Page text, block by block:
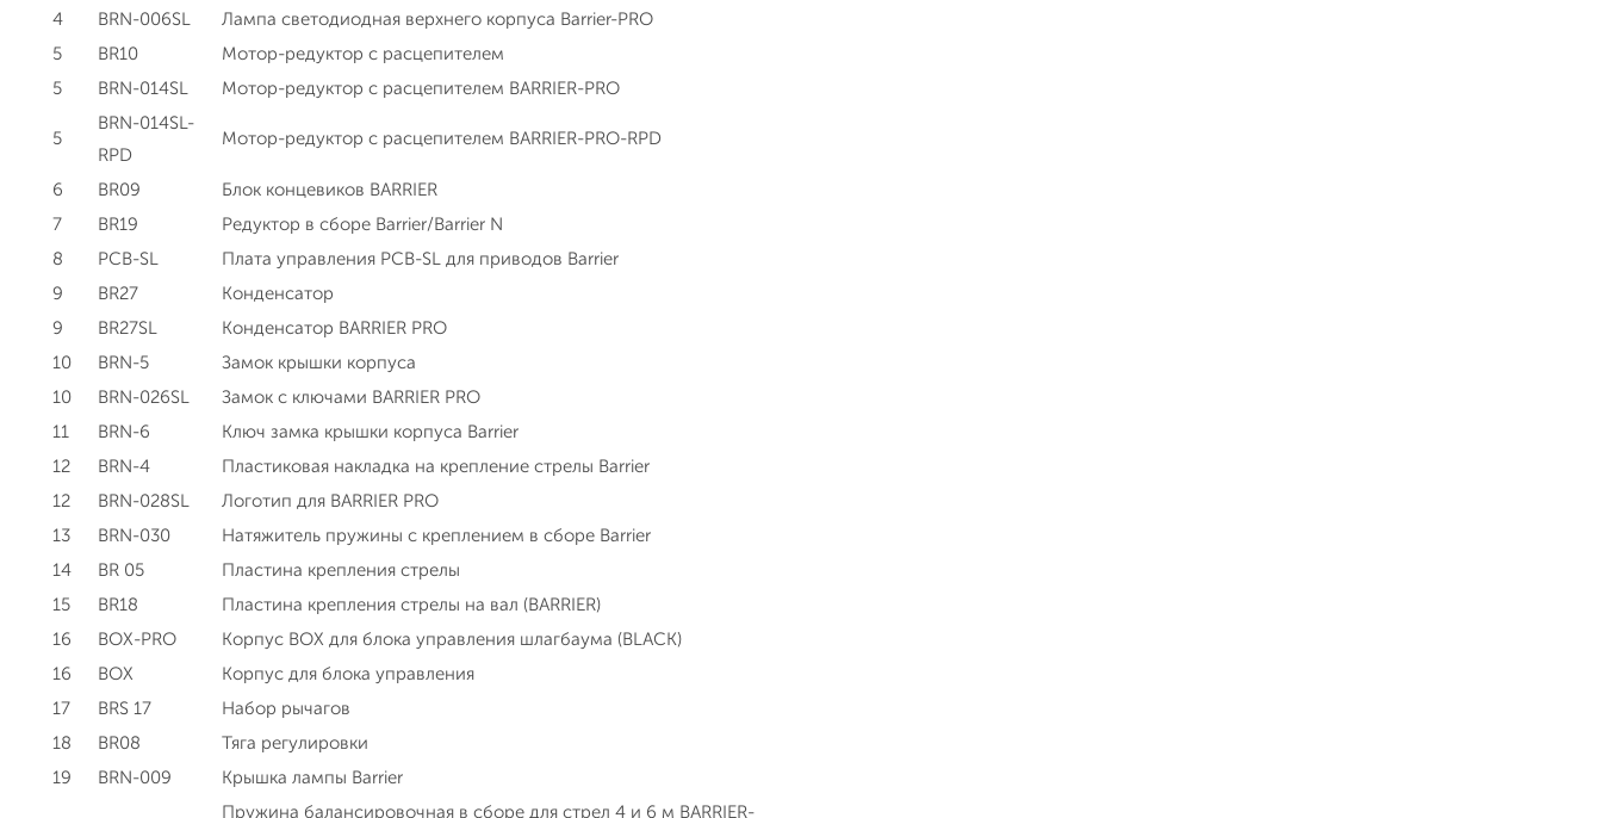
4 BRN-006SL
Лампа светодиодная верхнего корпуса Barrier-PRO
5
BR10
Мотор-редуктор с расцепителем
5
BRN-014SL Мотор-редуктор с расцепителем BARRIER-PRO
5
BRN-014SL-
RPD
Мотор-редуктор с расцепителем BARRIER-PRO-RPD
6 BR09
Блок концевиков BARRIER
7
BR19
Редуктор в сборе Barrier/Barrier N
8
PCB-SL
Плата управления PCB-SL для приводов Barrier
9
BR27
Конденсатор
9
BR27SL
Конденсатор BARRIER PRO
10
BRN-5
Замок крышки корпуса
10
BRN-026SL
Замок с ключами BARRIER PRO
11
BRN-6
Ключ замка крышки корпуса Barrier
12
BRN-4
Пластиковая накладка на крепление стрелы Barrier
12
BRN-028SL
Логотип для BARRIER PRO
13
BRN-030
Натяжитель пружины c креплением в сборе Barrier
14
BR 05
Пластина крепления стрелы
15
BR18
Пластина крепления стрелы на вал (BARRIER)
16
BOX-PRO
Корпус BOX для блока управления шлагбаума (BLACK)
16
BOX
Корпус для блока управления
17
BRS 17
Набор рычагов
18
BR08
Тяга регулировки
19
BRN-009 Крышка лампы Barrier
Пружина балансировочная в сборе для стрел 4 и 6 м BARRIER-